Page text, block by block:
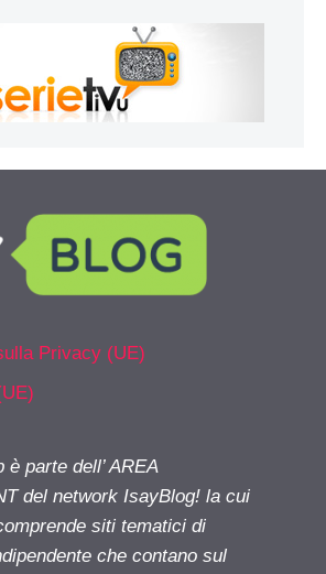
Privacy (UE)
parte dell’ AREA
del network IsayBlog! la cui
siti tematici di
che contano sul